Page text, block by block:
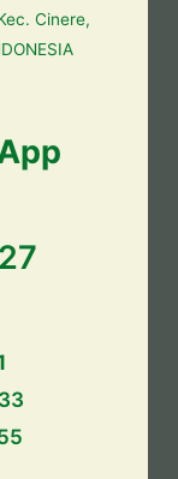
Cinere,